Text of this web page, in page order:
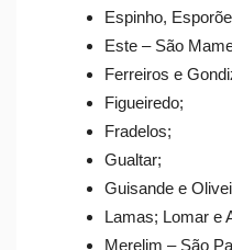
Espinho,
Este – São
Ferreiros e
Figueiredo;
Fradelos;
Gualtar;
Guisande e
Lamas; Lomar e
Merelim – São